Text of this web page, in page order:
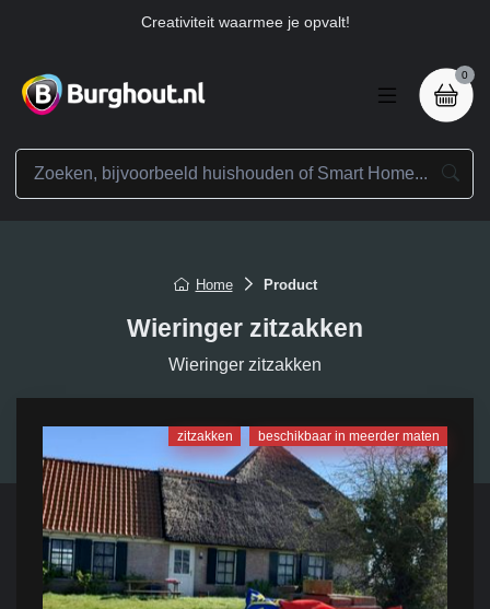
Creativiteit waarmee je opvalt!
0
Home Product
Wieringer zitzakken
Wieringer zitzakken
zitzakken beschikbaar in meerder maten